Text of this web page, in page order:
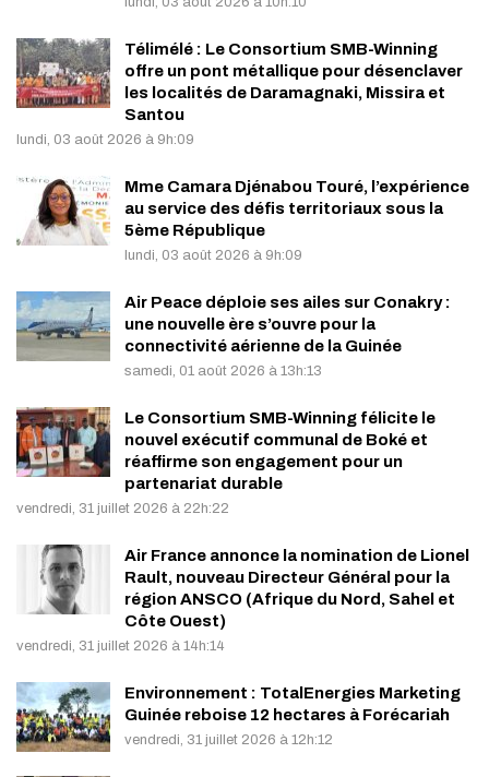
Télimélé : Le Consortium SMB-Winning
offre un pont métallique pour désenclaver
les localités de Daramagnaki, Missira et
Santou
lundi, 03 août 2026 à 9h:09
Mme Camara Djénabou Touré, l’expérience
au service des défis territoriaux sous la
5ème République
lundi, 03 août 2026 à 9h:09
Air Peace déploie ses ailes sur Conakry :
une nouvelle ère s’ouvre pour la
connectivité aérienne de la Guinée
samedi, 01 août 2026 à 13h:13
Le Consortium SMB-Winning félicite le
nouvel exécutif communal de Boké et
réaffirme son engagement pour un
partenariat durable
vendredi, 31 juillet 2026 à 22h:22
Air France annonce la nomination de Lionel
Rault, nouveau Directeur Général pour la
région ANSCO (Afrique du Nord, Sahel et
Côte Ouest)
vendredi, 31 juillet 2026 à 14h:14
Environnement : TotalEnergies Marketing
Guinée reboise 12 hectares à Forécariah
vendredi, 31 juillet 2026 à 12h:12